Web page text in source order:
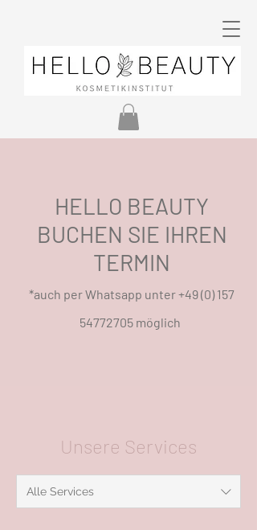
HELLO BEAUTY
BUCHEN SIE IHREN
TERMIN
*auch per Whatsapp unter+49 (0) 157
54772705möglich
Unsere Services
Alle Services